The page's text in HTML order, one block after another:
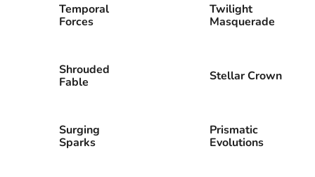
Temporal
Forces
Twilight
Masquerade
Shrouded
Fable
Stellar Crown
Surging
Sparks
Prismatic
Evolutions